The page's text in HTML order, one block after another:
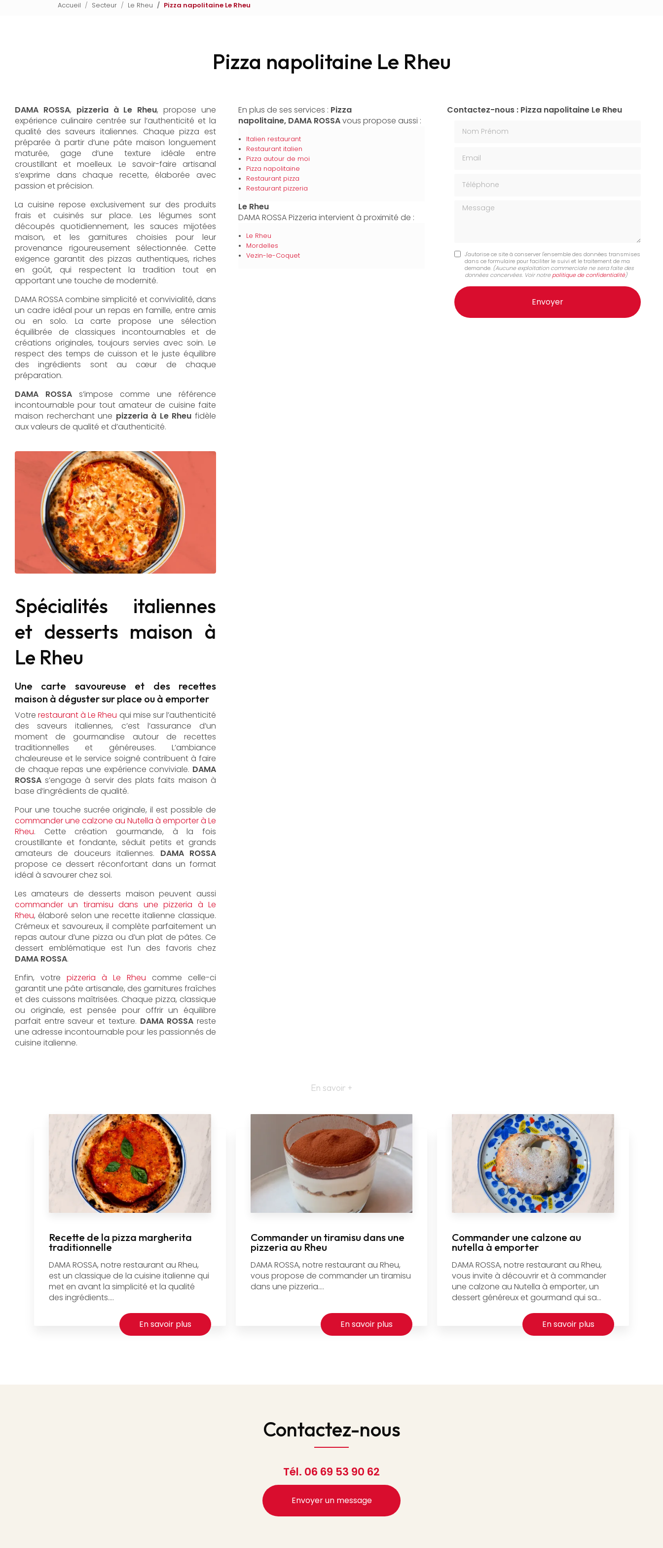
Accueil Secteur Le Rheu Pizza napolitaine Le Rheu
Pizza napolitaine Le Rheu
DAMA ROSSA, pizzeria à Le Rheu, propose une
expérience culinaire centrée sur l’authenticité et la
qualité des saveurs italiennes. Chaque pizza est
préparée à partir d’une pâte maison longuement
maturée, gage d’une texture idéale entre
croustillant et moelleux. Le savoir-faire artisanal
s’exprime dans chaque recette, élaborée avec
passion et précision.
La cuisine repose exclusivement sur des produits
frais et cuisinés sur place. Les légumes sont
découpés quotidiennement, les sauces mijotées
maison, et les garnitures choisies pour leur
provenance rigoureusement sélectionnée. Cette
exigence garantit des pizzas authentiques, riches
en goût, qui respectent la tradition tout en
apportant une touche de modernité.
DAMA ROSSA combine simplicité et convivialité, dans
un cadre idéal pour un repas en famille, entre amis
ou en solo. La carte propose une sélection
équilibrée de classiques incontournables et de
créations originales, toujours servies avec soin. Le
respect des temps de cuisson et le juste équilibre
des ingrédients sont au cœur de chaque
préparation.
DAMA ROSSA s’impose comme une référence
incontournable pour tout amateur de cuisine faite
maison recherchant une pizzeria à Le Rheu fidèle
aux valeurs de qualité et d’authenticité.
Spécialités italiennes
et desserts maison à
Le Rheu
Une carte savoureuse et des recettes
maison à déguster sur place ou à emporter
Votrerestaurant à Le Rheu qui mise sur l’authenticité
des saveurs italiennes, c’est l’assurance d’un
moment de gourmandise autour de recettes
traditionnelles et généreuses. L’ambiance
chaleureuse et le service soigné contribuent à faire
de chaque repas une expérience conviviale. DAMA
ROSSA s’engage à servir des plats faits maison à
base d’ingrédients de qualité.
Pour une touche sucrée originale, il est possible de
commander une calzone au Nutella à emporter à Le
Rheu. Cette création gourmande, à la fois
croustillante et fondante, séduit petits et grands
amateurs de douceurs italiennes. DAMA ROSSA
propose ce dessert réconfortant dans un format
idéal à savourer chez soi.
Les amateurs de desserts maison peuvent aussi
commander un tiramisu dans une pizzeria à Le
Rheu, élaboré selon une recette italienne classique.
Crémeux et savoureux, il complète parfaitement un
repas autour d’une pizza ou d’un plat de pâtes. Ce
dessert emblématique est l’un des favoris chez
DAMA ROSSA.
Enfin, votre pizzeria à Le Rheu comme celle-ci
garantit une pâte artisanale, des garnitures fraîches
et des cuissons maîtrisées. Chaque pizza, classique
ou originale, est pensée pour offrir un équilibre
parfait entre saveur et texture. DAMA ROSSA reste
une adresse incontournable pour les passionnés de
cuisine italienne.
En plus de ses services : Pizza
napolitaine, DAMA ROSSAvous propose aussi :
Italien restaurant
Restaurant italien
Pizza autour de moi
Pizza napolitaine
Restaurant pizza
Restaurant pizzeria
Le Rheu
DAMA ROSSA Pizzeria intervient à proximité de :
Le Rheu
Mordelles
Vezin-le-Coquet
Contactez-nous : Pizza napolitaine Le Rheu
Message
J'autorise ce site à conserver l'ensemble des données transmises
dans ce formulaire pour faciliter le suivi et le traitement de ma
demande. (Aucune exploitation commerciale ne sera faite des
données concervées. Voir notre politique de confidentialité)
En savoir +
Recette de la pizza margherita
traditionnelle
DAMA ROSSA, notre restaurant au Rheu,
est un classique de la cuisine italienne qui
met en avant la simplicité et la qualité
des ingrédients....
En savoir plus
Commander un tiramisu dans une
pizzeria au Rheu
DAMA ROSSA, notre restaurant au Rheu,
vous propose de commander un tiramisu
dans une pizzeria....
En savoir plus
Commander une calzone au
nutella à emporter
DAMA ROSSA, notre restaurant au Rheu,
vous invite à découvrir et à commander
une calzone au Nutella à emporter, un
dessert généreux et gourmand qui sa...
En savoir plus
Contactez-nous
Tél. 06 69 53 90 62
Envoyer un message